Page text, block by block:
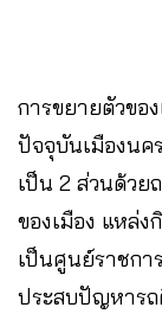
การขยายตัวขอ
ปัจจุบันเมืองนค
เป็น 2 ส่วนด้วย
ของเมือง แหล่
เป็นศูนย์ราชกา
ประสบปัญหาร